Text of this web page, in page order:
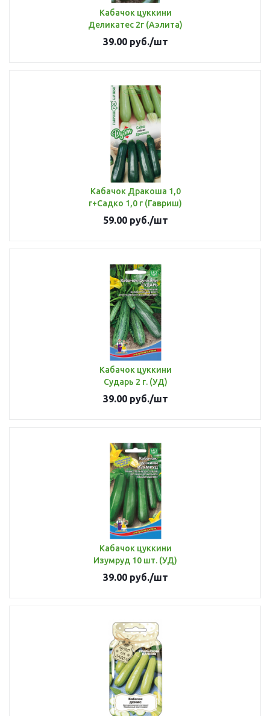
Кабачок цуккини
Деликатес 2г (Аэлита)
39.00руб./шт
Кабачок Дракоша 1,0
г+Садко 1,0 г (Гавриш)
59.00руб./шт
Кабачок цуккини
Сударь 2 г. (УД)
39.00руб./шт
Кабачок цуккини
Изумруд 10 шт. (УД)
39.00руб./шт